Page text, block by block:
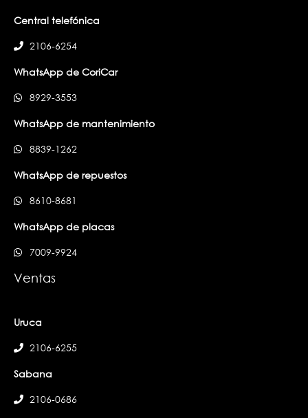
Central telefónica
2106-6254
WhatsApp de CoriCar
8929-3553
WhatsApp de mantenimiento
8839-1262
WhatsApp de repuestos
8610-8681
WhatsApp de placas
7009-9924
Ventas
Uruca
2106-6255
Sabana
2106-0686